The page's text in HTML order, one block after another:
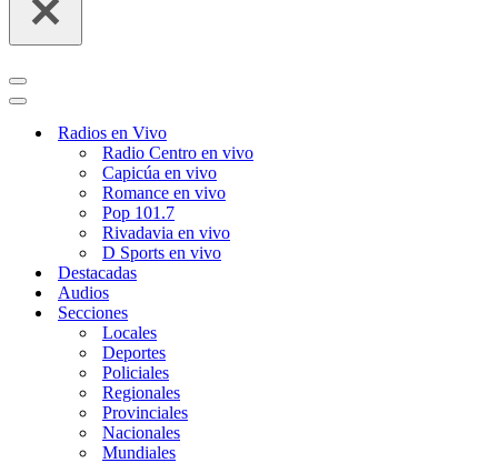
Menú
de
Menú
navegaciónRadios en Vivo
Radio Centro en vivo
Capicúa en vivo
Romance en vivo
Pop 101.7
Rivadavia en vivo
D Sports en vivo
Destacadas
Audios
Secciones
Locales
Deportes
Policiales
Regionales
Provinciales
Nacionales
Mundiales